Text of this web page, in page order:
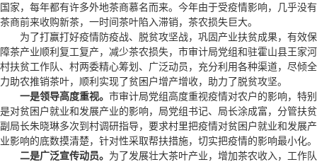
国家，每年都有许多外地茶商慕名而来。今年由于受疫情影响，几乎没有
茶商前来收购新茶，一时间茶叶陷入滞销，茶农损失巨大。
为了打赢打好疫情防疫战、脱贫攻坚战，巩固产业扶贫成果，有效保
障茶产业顺利复工复产，减少茶农损失，市审计局党组和驻霍山县王家河
村扶贫工作队、村两委精心筹划、广泛动员，充分利用各种渠道，尽倾全
力助农推销茶叶，顺利实现了贫困户增产增收，助力了脱贫攻坚。
一是领导高度重视。 市审计局党组高度重视疫情对农户的影响，特别
是对贫困户就业和发展产业的影响，局党组书记、局长涂成富，分管扶贫
副局长朱晓琳多次到村调研指导，要求村里把疫情对贫困户就业和发展产
业影响的底数摸清楚，针对性采取帮扶措施，切实把疫情的影响最小化。
二是广泛宣传动员。 为了发展壮大茶叶产业，增加茶农收入，工作队